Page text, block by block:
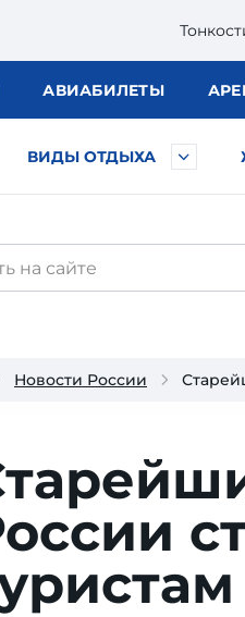
АВИАБИЛЕТЫ
ВИДЫ ОТДЫХА
Новости России